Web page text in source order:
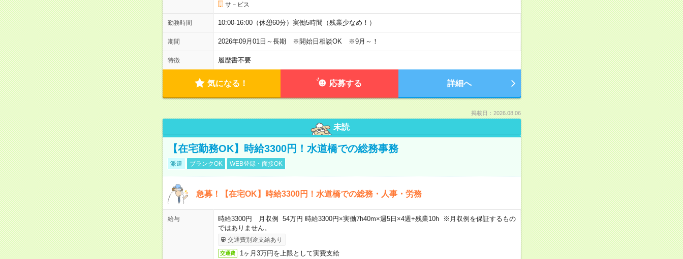
サ－ビス
勤務時間 10:00-16:00（休憩60分）実働5時間（残業少なめ！）
期間 2026年09月01日～長期 ※開始日相談OK ※9月～！
特徴 履歴書不要
気になる！ 応募する 詳細へ
掲載日：2026.08.06
未読
【在宅勤務OK】時給3300円！水道橋での総務事務
派遣 ブランクOK WEB登録・面接OK
急募！【在宅OK】時給3300円！水道橋での総務・人事・労務
給与
時給3300円 月収例 54万円 時給3300円×実働7h40m×週5日×4週+残業10h ※月収例を保証するもの
ではありません。
交通費別途支給あり
交通費 1ヶ月3万円を上限として実費支給